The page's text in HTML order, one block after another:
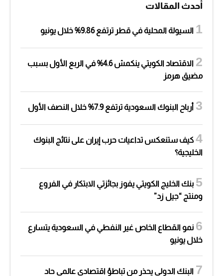
أحدث المقالات
السيولة المحلية في قطر ترتفع 9.86% خلال يونيو
الاقتصاد الكويتي ينكمش 4.6% في الربع الأول بسبب
مضيق هرمز
أرباح البنوك السعودية ترتفع 7.9% خلال النصف الأول
كيف ستنعكس تداعيات حرب إيران على نتائج البنوك
الخليجية؟
بنك الخليج الكويتي يفوز بجائزتي الابتكار في الفروع
ومنتج “جيل زد”
نمو القطاع الخاص غير النفطي في السعودية يتسارع
خلال يونيو
البنك الدولي يحذر من تباطؤ اقتصادي عالمي حاد